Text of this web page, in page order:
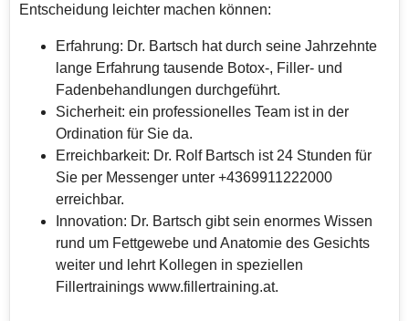
Entscheidung leichter machen können:
Erfahrung: Dr. Bartsch hat durch seine Jahrzehnte
lange Erfahrung tausende Botox-, Filler- und
Fadenbehandlungen durchgeführt.
Sicherheit: ein professionelles Team ist in der
Ordination für Sie da.
Erreichbarkeit: Dr. Rolf Bartsch ist 24 Stunden für
Sie per Messenger unter +4369911222000
erreichbar.
Innovation: Dr. Bartsch gibt sein enormes Wissen
rund um Fettgewebe und Anatomie des Gesichts
weiter und lehrt Kollegen in speziellen
Fillertrainings www.fillertraining.at.